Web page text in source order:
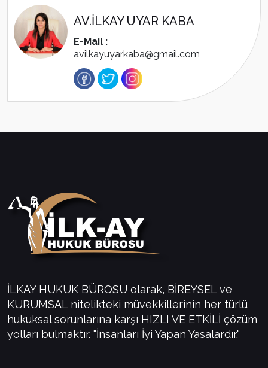
AV.İLKAY UYAR KABA
E-Mail :
avilkayuyarkaba@gmail.com
İLKAY HUKUK BÜROSU olarak, BİREYSEL ve
KURUMSAL nitelikteki müvekkillerinin her türlü
hukuksal sorunlarına karşı HIZLI VE ETKİLİ çözüm
yolları bulmaktır. "İnsanları İyi Yapan Yasalardır."